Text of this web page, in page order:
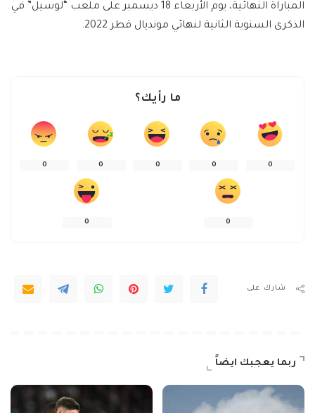
المباراة النهائية، يوم الأربعاء 18 ديسمبر على ملعب “لوسيل” في
الذكرى السنوية الثانية لنهائي مونديال قطر 2022.
ما رأيك؟
0
0
0
0
0
0
0
شارك على
ربما يعجبك ايضاً